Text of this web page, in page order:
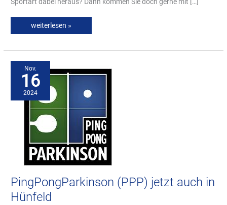
weiterlesen »
Nov.
16
2024
PingPongParkinson (PPP) jetzt auch in
Hünfeld
PingPongParkinson
(PPP)
jetzt
auch
in
Hünfeld